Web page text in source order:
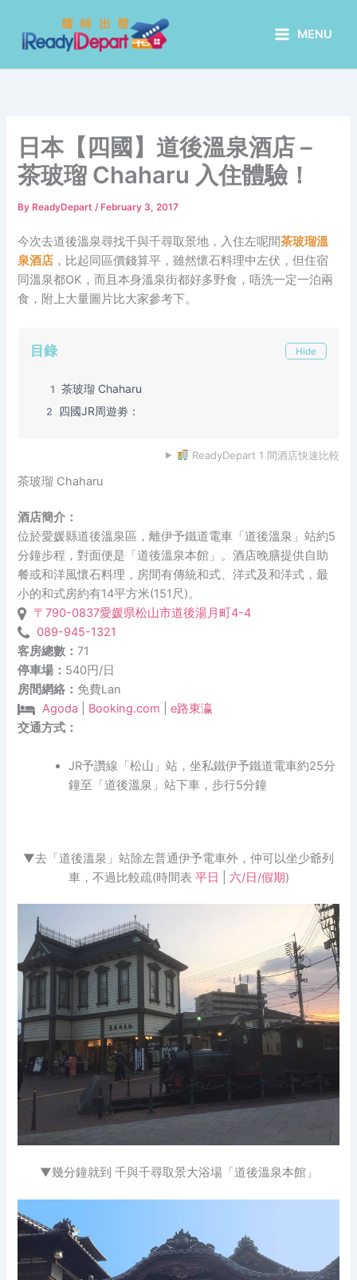
content
MENU
日本【四國】道後溫泉酒店 –
茶玻瑠 Chaharu 入住體驗！
By ReadyDepart/ February 3, 2017
今次去道後溫泉尋找千與千尋取景地，入住左呢間茶玻瑠溫
泉酒店 ，比起同區價錢算平，雖然懷石料理中左伏，但住宿
同溫泉都OK，而且本身溫泉街都好多野食，唔洗一定一泊兩
食，附上大量圖片比大家參考下。
目錄 Hide
1 茶玻瑠 Chaharu
2 四國JR周遊劵：
ReadyDepart 1 間酒店快速比較
茶玻瑠 Chaharu
酒店簡介：
位於愛媛縣道後溫泉區，離伊予鐵道電車「道後溫泉」站約5
分鐘步程，對面便是「道後溫泉本館」。酒店晚膳提供自助
餐或和洋風懷石料理，房間有傳統和式、洋式及和洋式，最
小的和式房約有14平方米(151尺)。
〒790-0837愛媛県松山市道後湯月町4-4
089-945-1321
客房總數： 71
停車場： 540円/日
房間網絡： 免費Lan
Agoda
Booking.com |e路東瀛
交通方式：
JR予讚線「松山」站，坐私鐵伊予鐵道電車約25分
鐘至「道後溫泉」站下車，步行5分鐘
▼去「道後溫泉」站除左普通伊予電車外，仲可以坐少爺列
車，不過比較疏(時間表 平日 六/日/假期)
▼幾分鐘就到 千與千尋取景大浴場「道後溫泉本館」